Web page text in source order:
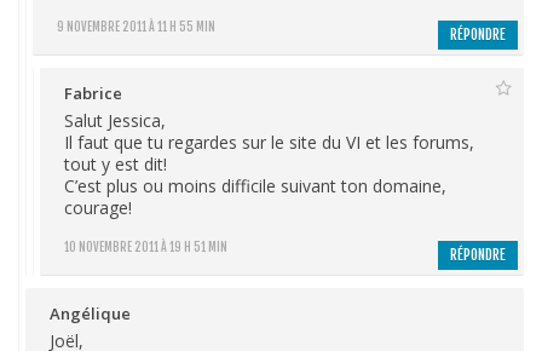
9 NOVEMBRE 2011 À 11 H 55 MIN RÉPONDRE
Fabrice
10 NOVEMBRE 2011 À 19 H 51 MIN
Salut Jessica,
Il faut que tu regardes sur le site du VI et les forums,
tout y est dit!
C’est plus ou moins difficile suivant ton domaine,
courage!
RÉPONDRE
Angélique
Joël,